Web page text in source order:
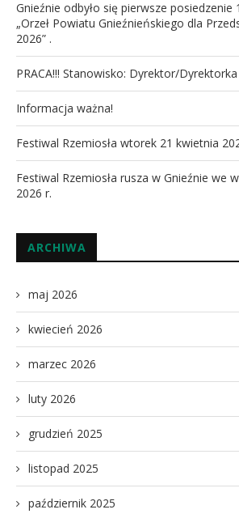
Gnieźnie odbyło się pierwsze posiedzenie
„Orzeł Powiatu Gnieźnieńskiego dla
2026” .
PRACA!!! Stanowisko: Dyrektor/Dyrektorka
Informacja ważna!
Festiwal Rzemiosła wtorek 21 kwietnia
Festiwal Rzemiosła rusza w Gnieźnie we
2026 r.
ARCHIWA
maj 2026
kwiecień 2026
marzec 2026
luty 2026
grudzień 2025
listopad 2025
październik 2025